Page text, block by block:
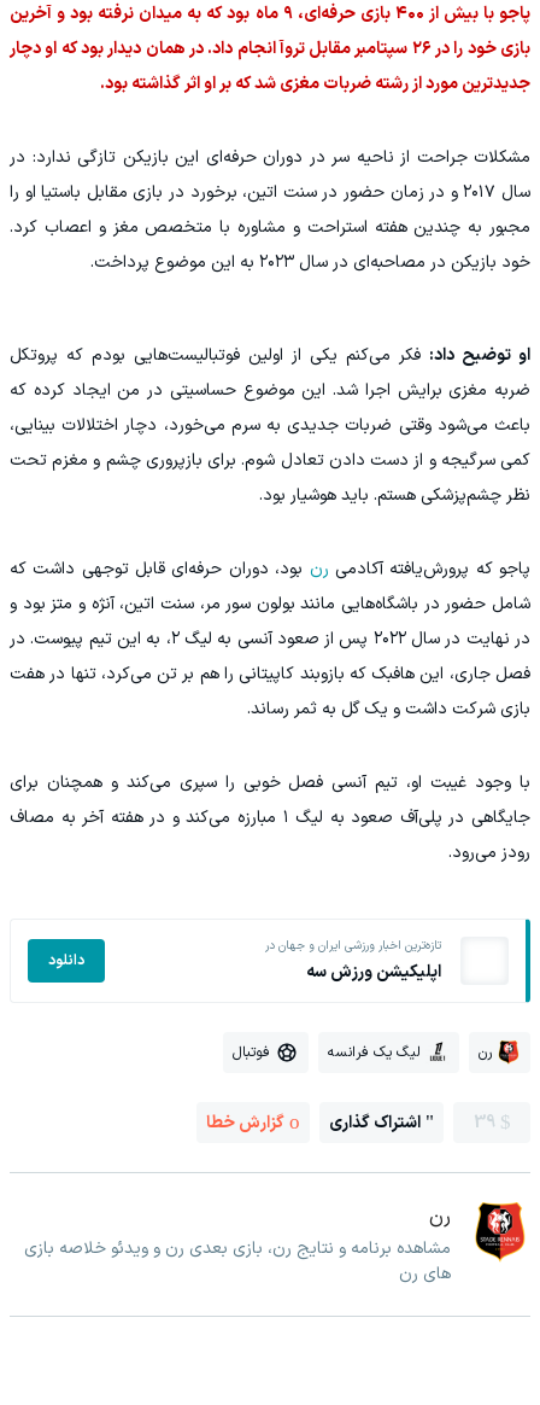
پاجو با بیش از ۴۰۰ بازی حرفه‌ای، ۹ ماه بود که به میدان نرفته بود و آخرین
بازی خود را در ۲۶ سپتامبر مقابل تروآ انجام داد. در همان دیدار بود که او دچار
جدیدترین مورد از رشته ضربات مغزی شد که بر او اثر گذاشته بود.
مشکلات جراحت از ناحیه سر در دوران حرفه‌ای این بازیکن تازگی ندارد: در
سال ۲۰۱۷ و در زمان حضور در سنت اتین، برخورد در بازی مقابل باستیا او را
مجبور به چندین هفته استراحت و مشاوره با متخصص مغز و اعصاب کرد.
خود بازیکن در مصاحبه‌ای در سال ۲۰۲۳ به این موضوع پرداخت.
او توضیح داد: فکر می‌کنم یکی از اولین فوتبالیست‌هایی بودم که پروتکل
ضربه مغزی برایش اجرا شد. این موضوع حساسیتی در من ایجاد کرده که
باعث می‌شود وقتی ضربات جدیدی به سرم می‌خورد، دچار اختلالات بینایی،
کمی سرگیجه و از دست دادن تعادل شوم. برای بازپروری چشم و مغزم تحت
نظر چشم‌پزشکی هستم. باید هوشیار بود.
پاجو که پرورش‌یافته آکادمی رن بود، دوران حرفه‌ای قابل توجهی داشت که
شامل حضور در باشگاه‌هایی مانند بولون سور مر، سنت اتین، آنژه و متز بود و
در نهایت در سال ۲۰۲۲ پس از صعود آنسی به لیگ ۲، به این تیم پیوست. در
فصل جاری، این هافبک که بازوبند کاپیتانی را هم بر تن می‌کرد، تنها در هفت
بازی شرکت داشت و یک گل به ثمر رساند.
با وجود غیبت او، تیم آنسی فصل خوبی را سپری می‌کند و همچنان برای
جایگاهی در پلی‌آف صعود به لیگ ۱ مبارزه می‌کند و در هفته آخر به مصاف
رودز می‌رود.
تازه‌ترین اخبار ورزشی ایران و جهان در
اپلیکیشن ورزش سه دانلود
رن لیگ یک فرانسه فوتبال
39 اشتراک گذاری گزارش خطا
رن
مشاهده برنامه و نتایج رن، بازی بعدی رن و ویدئو خلاصه بازی
های رن